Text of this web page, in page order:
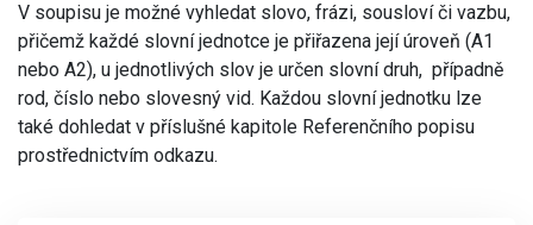
V soupisu je možné vyhledat slovo, frázi, sousloví či vazbu,
přičemž každé slovní jednotce je přiřazena její úroveň (A1
nebo A2), u jednotlivých slov je určen slovní druh, případně
rod, číslo nebo slovesný vid. Každou slovní jednotku lze
také dohledat v příslušné kapitole Referenčního popisu
prostřednictvím odkazu.